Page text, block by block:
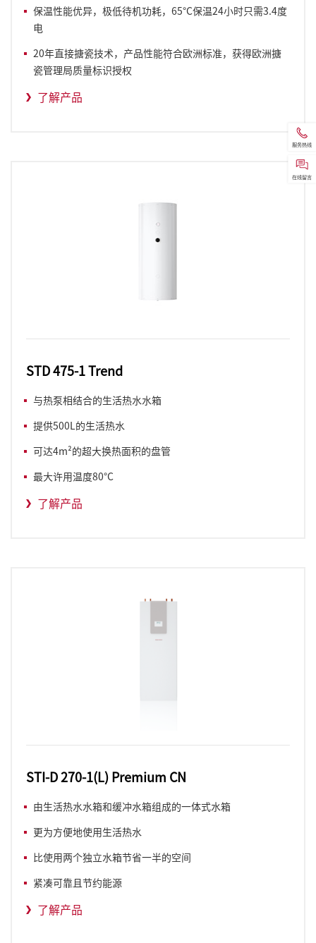
保温性能优异，极低待机功耗，65°C保温24小时只需3.4度
电
20年直接搪瓷技术，产品性能符合欧洲标准，获得欧洲搪
瓷管理局质量标识授权
了解产品
STD 475-1 Trend
与热泵相结合的生活热水水箱
提供500L的生活热水
可达4m²的超大换热面积的盘管
最大许用温度80°C
了解产品
STI-D 270-1(L) Premium CN
由生活热水水箱和缓冲水箱组成的一体式水箱
更为方便地使用生活热水
比使用两个独立水箱节省一半的空间
紧凑可靠且节约能源
了解产品
服务热线
在线留言